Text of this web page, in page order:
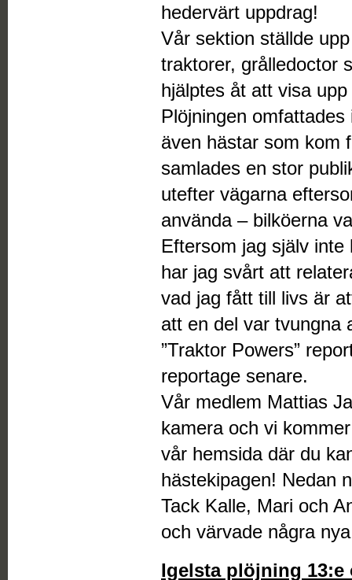
hedervärt uppdrag!
Vår sektion ställde
traktorer, grålledoctor
hjälptes åt att visa
Plöjningen
även hästar som kom
samlades en stor
utefter vägarna
använda – bilköerna
Eftersom jag själv
har jag svårt att
vad jag fått till livs är
att en del var tvungna
”Traktor Powers”
reportage senare.
Vår medlem Mattias
kamera och vi
vår hemsida där du
hästekipagen! Nedan
Tack Kalle, Mari och
och värvade några
Igelsta plöjning 13:e